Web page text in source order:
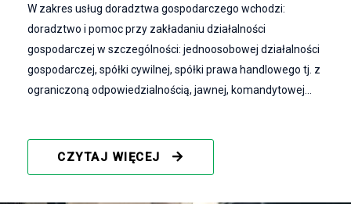
W zakres usług doradztwa gospodarczego wchodzi:
doradztwo i pomoc przy zakładaniu działalności
gospodarczej w szczególności: jednoosobowej działalności
gospodarczej, spółki cywilnej, spółki prawa handlowego tj. z
ograniczoną odpowiedzialnością, jawnej, komandytowej...
CZYTAJ WIĘCEJ